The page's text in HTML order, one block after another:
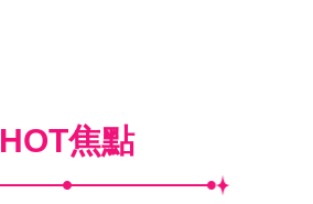
HOT焦點